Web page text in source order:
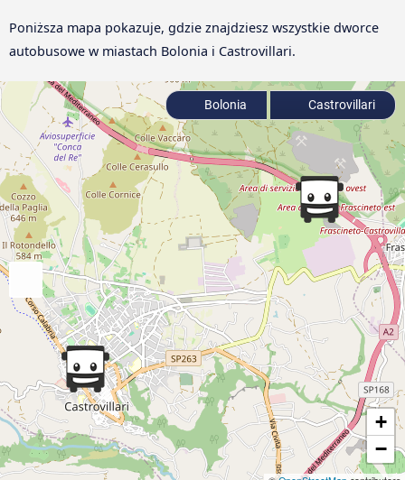
Poniższa mapa pokazuje, gdzie znajdziesz wszystkie dworce
autobusowe w miastach Bolonia i Castrovillari.
+
−
Bolonia Castrovillari